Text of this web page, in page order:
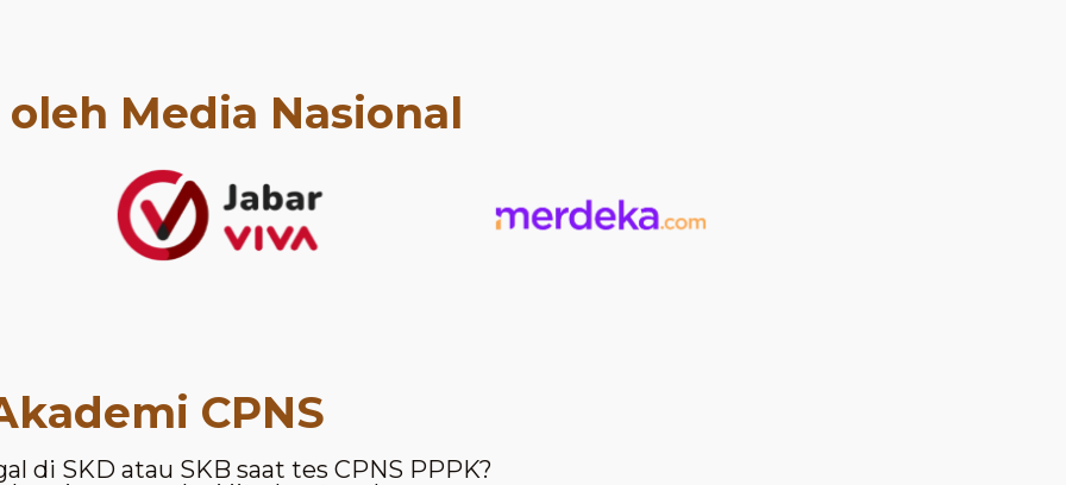
Media Nasional
CPNS
di SKD atau SKB saat tes CPNS PPPK?